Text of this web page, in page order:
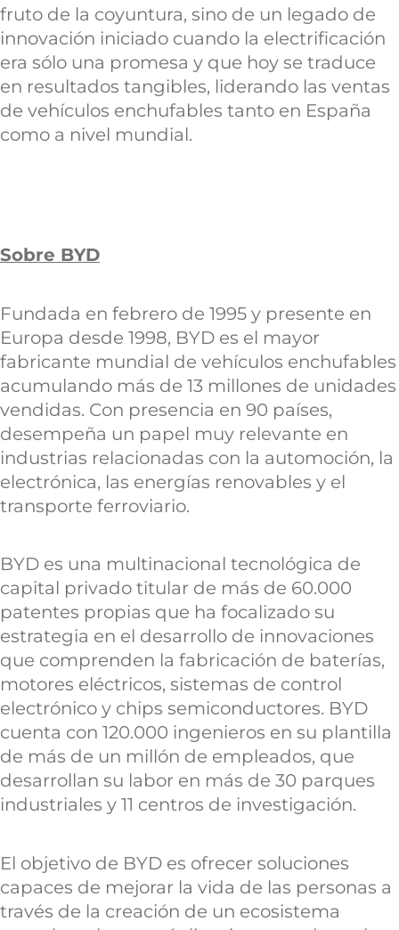
fruto de la coyuntura, sino de un legado de
innovación iniciado cuando la electrificación
era sólo una promesa y que hoy se traduce
en resultados tangibles, liderando las ventas
de vehículos enchufables tanto en España
como a nivel mundial.
Sobre BYD
Fundada en febrero de 1995 y presente en
Europa desde 1998, BYD es el mayor
fabricante mundial de vehículos enchufables
acumulando más de 13 millones de unidades
vendidas. Con presencia en 90 países,
desempeña un papel muy relevante en
industrias relacionadas con la automoción, la
electrónica, las energías renovables y el
transporte ferroviario.
BYD es una multinacional tecnológica de
capital privado titular de más de 60.000
patentes propias que ha focalizado su
estrategia en el desarrollo de innovaciones
que comprenden la fabricación de baterías,
motores eléctricos, sistemas de control
electrónico y chips semiconductores. BYD
cuenta con 120.000 ingenieros en su plantilla
de más de un millón de empleados, que
desarrollan su labor en más de 30 parques
industriales y 11 centros de investigación.
El objetivo de BYD es ofrecer soluciones
capaces de mejorar la vida de las personas a
través de la creación de un ecosistema